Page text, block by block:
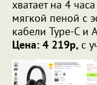
хватает на 4
мягкой пеной с
кабели Type-С и
Цена: 4 219р, с